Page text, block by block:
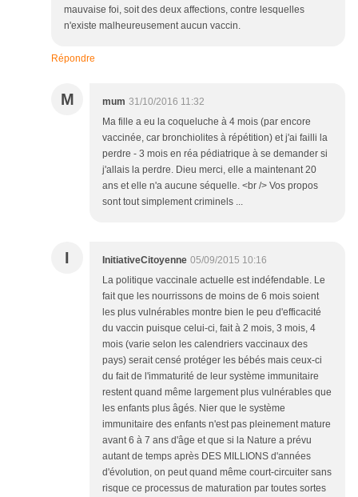
mauvaise foi, soit des deux affections, contre lesquelles
n'existe malheureusement aucun vaccin.
Répondre
M mum 31/10/2016 11:32
Ma fille a eu la coqueluche à 4 mois (par encore
vaccinée, car bronchiolites à répétition) et j'ai failli la
perdre - 3 mois en réa pédiatrique à se demander si
j'allais la perdre. Dieu merci, elle a maintenant 20
ans et elle n'a aucune séquelle. <br /> Vos propos
sont tout simplement criminels ...
I InitiativeCitoyenne 05/09/2015 10:16
La politique vaccinale actuelle est indéfendable. Le
fait que les nourrissons de moins de 6 mois soient
les plus vulnérables montre bien le peu d'efficacité
du vaccin puisque celui-ci, fait à 2 mois, 3 mois, 4
mois (varie selon les calendriers vaccinaux des
pays) serait censé protéger les bébés mais ceux-ci
du fait de l'immaturité de leur système immunitaire
restent quand même largement plus vulnérables que
les enfants plus âgés. Nier que le système
immunitaire des enfants n'est pas pleinement mature
avant 6 à 7 ans d'âge et que si la Nature a prévu
autant de temps après DES MILLIONS d'années
d'évolution, on peut quand même court-circuiter sans
risque ce processus de maturation par toutes sortes